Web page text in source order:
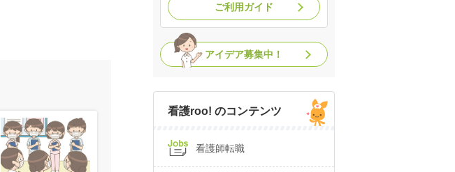
ご利用ガイド
アイデア募集中！
看護roo! のコンテンツ
看護師転職